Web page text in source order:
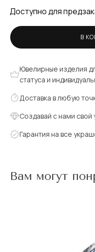
Доступно для
В
Ювелирные изделия
статуса и
Доставка в любую
Создавай с нами свой
Гарантия на все
Вам могут